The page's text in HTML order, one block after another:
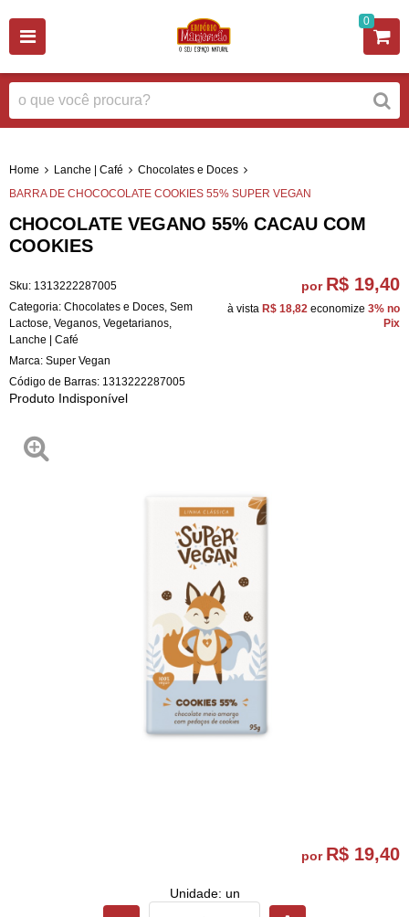
0
Home Lanche | Café
Chocolates e Doces
BARRA DE CHOCOCOLATE COOKIES 55% SUPER VEGAN
CHOCOLATE VEGANO 55% CACAU COM
COOKIES
Sku: 1313222287005
Categoria: Chocolates e Doces Sem
Lactose Veganos Vegetarianos
Lanche | Café
Marca: Super Vegan
Código de Barras: 1313222287005
Produto Indisponível
por R$ 19,40
à vista R$ 18,82 economize 3% no
Pix
por R$ 19,40
Unidade: un